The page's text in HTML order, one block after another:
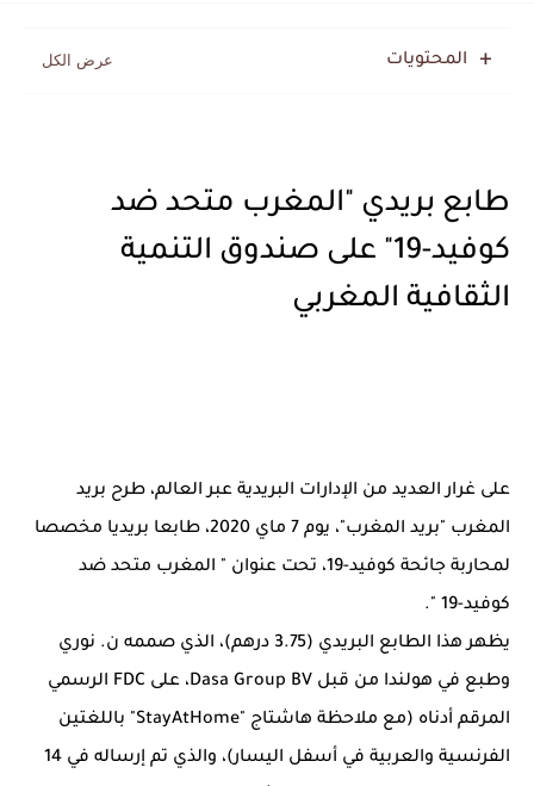
المحتويات
طابع بريدي "المغرب متحد ضد
كوفيد-19" على صندوق التنمية
الثقافية المغربي
على غرار العديد من الإدارات البريدية عبر العالم، طرح بريد
المغرب "بريد المغرب"، يوم 7 ماي 2020، طابعا بريديا مخصصا
لمحاربة جائحة كوفيد-19، تحت عنوان " المغرب متحد ضد
كوفيد-19 ".
يظهر هذا الطابع البريدي (3.75 درهم)، الذي صممه ن. نوري
وطبع في هولندا من قبل Dasa Group BV، على FDC الرسمي
المرقم أدناه (مع ملاحظة هاشتاج "StayAtHome" باللغتين
الفرنسية والعربية في أسفل اليسار)، والذي تم إرساله في 14